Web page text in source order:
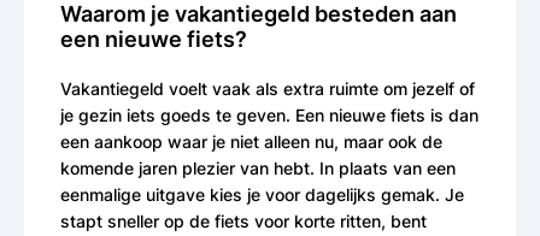
Waarom je vakantiegeld besteden aan
een nieuwe fiets?
Vakantiegeld voelt vaak als extra ruimte om jezelf of
je gezin iets goeds te geven. Een nieuwe fiets is dan
een aankoop waar je niet alleen nu, maar ook de
komende jaren plezier van hebt. In plaats van een
eenmalige uitgave kies je voor dagelijks gemak. Je
stapt sneller op de fiets voor korte ritten, bent